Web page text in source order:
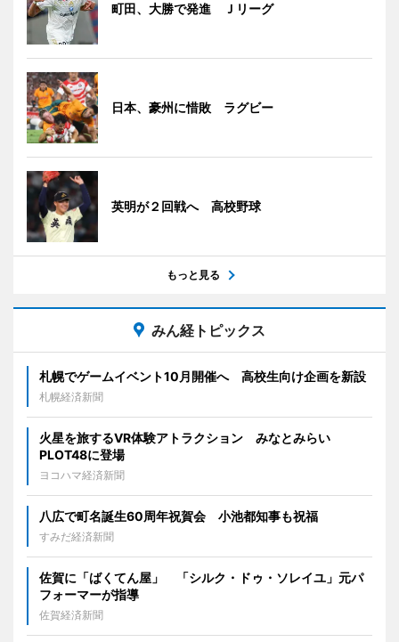
町田、大勝で発進 Ｊリーグ
日本、豪州に惜敗 ラグビー
英明が２回戦へ 高校野球
もっと見る
みん経トピックス
札幌でゲームイベント10月開催へ 高校生向け企画を新設
札幌経済新聞
火星を旅するVR体験アトラクション みなとみらい
PLOT48に登場
ヨコハマ経済新聞
八広で町名誕生60周年祝賀会 小池都知事も祝福
すみだ経済新聞
佐賀に「ばくてん屋」 「シルク・ドゥ・ソレイユ」元パ
フォーマーが指導
佐賀経済新聞